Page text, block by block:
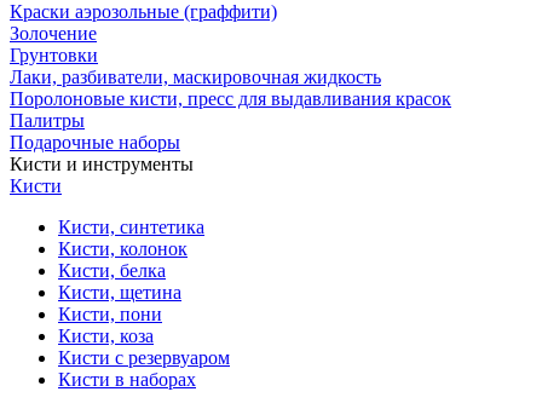
Краски аэрозольные (граффити)
Золочение
Грунтовки
Лаки, разбиватели, маскировочная жидкость
Поролоновые кисти, пресс для выдавливания красок
Палитры
Подарочные наборы
Кисти и инструменты
Кисти
Кисти, синтетика
Кисти, колонок
Кисти, белка
Кисти, щетина
Кисти, пони
Кисти, коза
Кисти с резервуаром
Кисти в наборах